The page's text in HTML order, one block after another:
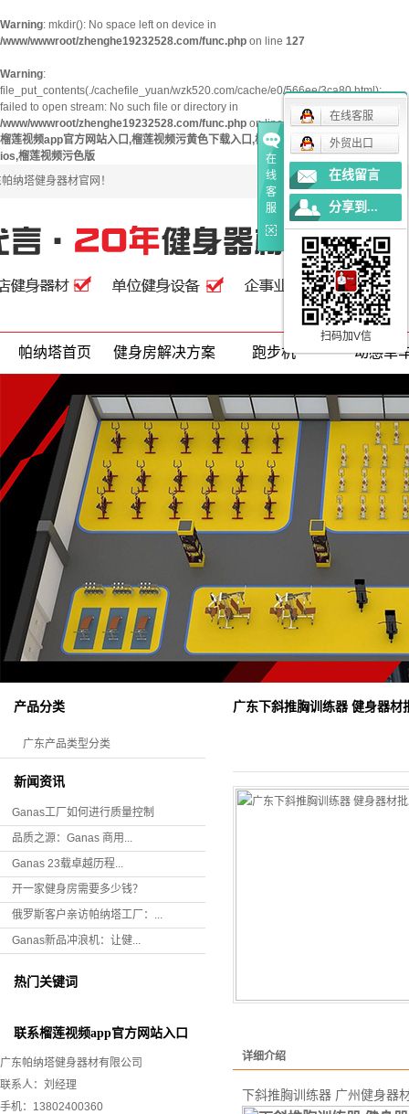
Warning: mkdir(): No space left on device in
/www/wwwroot/zhenghe19232528.com/func.php on line 127
Warning:
file_put_contents(./cachefile_yuan/wzk520.com/cache/e0/566ee/3ca80.html):
failed to open stream: No such file or directory in
/www/wwwroot/zhenghe19232528.com/func.php on line 115
榴莲视频app官方网站入口,榴莲视频污黄色下载入口,榴莲视频app官方下载网址进入
ios,榴莲视频污色版
纳塔健身器材官网！
帕纳塔首页 健身房解决方案 跑步机 动感单
产品分类
广东产品类型分类
新闻资讯
Ganas工厂如何进行质量控制
品质之源：Ganas 商用...
Ganas 23载卓越历程...
开一家健身房需要多少钱？
俄罗斯客户亲访帕纳塔工厂：...
Ganas新品冲浪机：让健...
热门关键词
联系榴莲视频app官方网站入口
广东帕纳塔健身器材有限公司
联系人：刘经理
手机：13802400360
广东下斜推胸训练器 健身器材
详细介绍
下斜推胸训练器 广州健身器
在
线
客
服
在线客服
外贸出口
在线留言
分享到...
扫码加V信